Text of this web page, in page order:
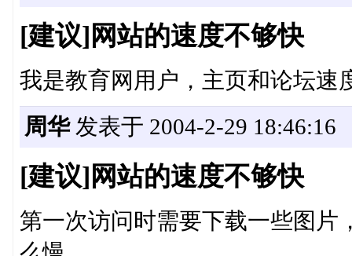
[建议]网站的速度不够快
我是教育网用户，主页和论坛速
周华发表于 2004-2-29 18:46:16
[建议]网站的速度不够快
第一次访问时需要下载一些图片